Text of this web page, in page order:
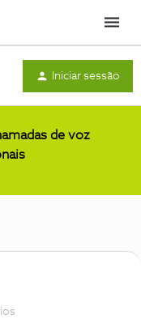
Menu
Iniciar sessão
de voz